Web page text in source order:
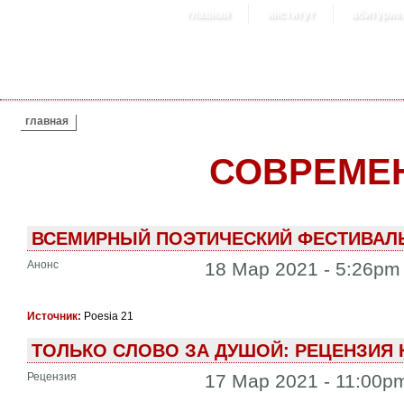
главная институт
ВЫ ЗДЕСЬ
главная
ВСЕМИРНЫЙ ПОЭТИЧЕСКИЙ
Анонс 18 Мар 2021 - 5:26pm
Источник: Poesia 21
ТОЛЬКО СЛОВО ЗА ДУШОЙ: РЕЦЕНЗИЯ
Рецензия 17 Мар 2021 -